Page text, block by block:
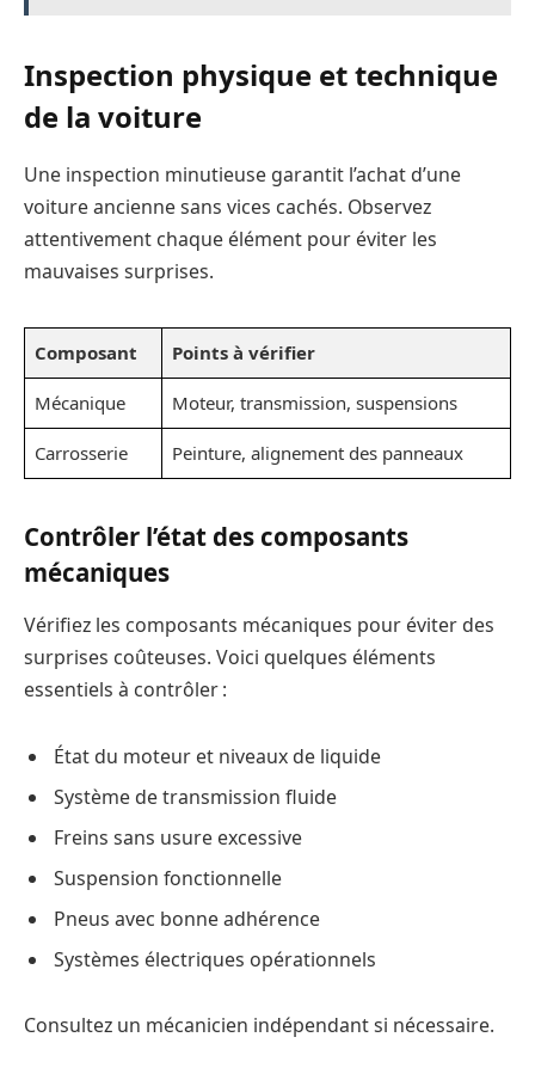
Inspection physique et technique
de la voiture
Une inspection minutieuse garantit l’achat d’une
voiture ancienne sans vices cachés. Observez
attentivement chaque élément pour éviter les
mauvaises surprises.
Composant Points à vérifier
Mécanique Moteur, transmission, suspensions
Carrosserie Peinture, alignement des panneaux
Contrôler l’état des composants
mécaniques
Vérifiez les composants mécaniques pour éviter des
surprises coûteuses. Voici quelques éléments
essentiels à contrôler :
État du moteur et niveaux de liquide
Système de transmission fluide
Freins sans usure excessive
Suspension fonctionnelle
Pneus avec bonne adhérence
Systèmes électriques opérationnels
Consultez un mécanicien indépendant si nécessaire.